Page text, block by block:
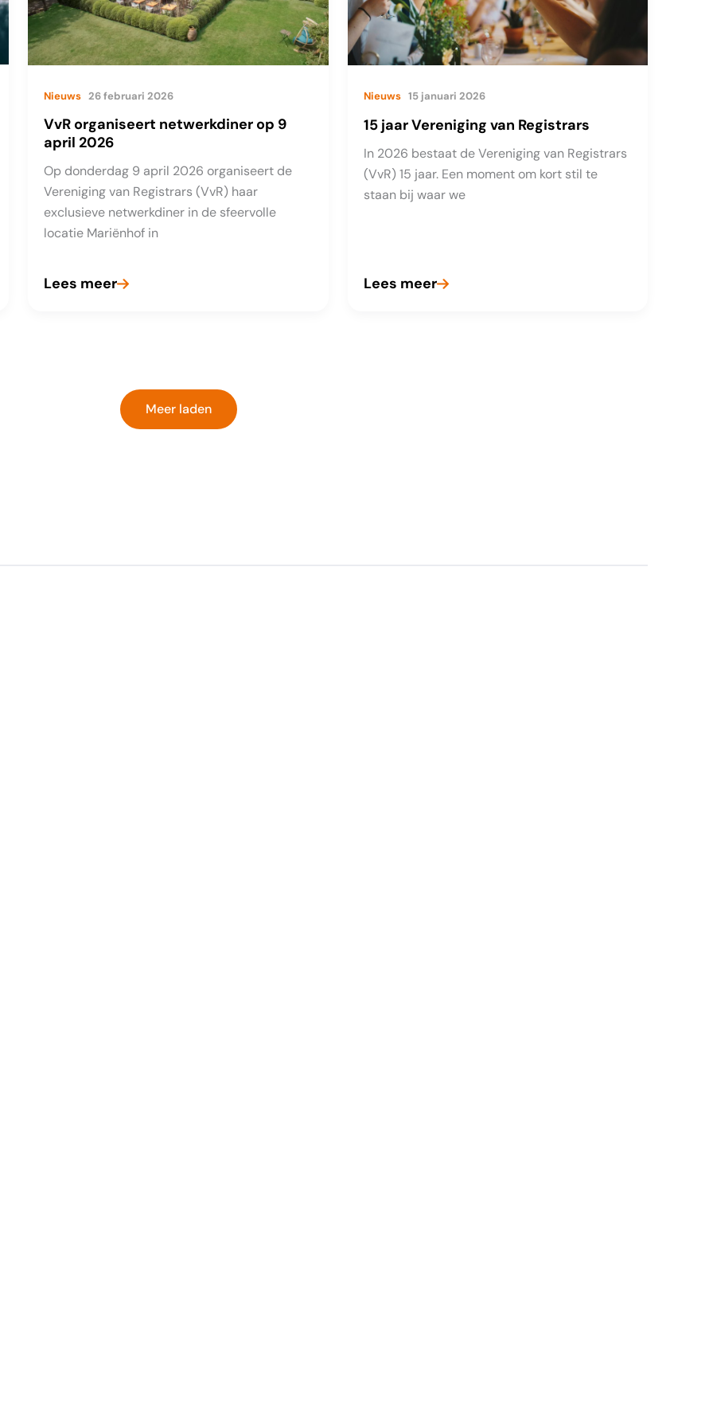
Nieuws 26 februari 2026
VvR organiseert netwerkdiner op 9
april 2026
Op donderdag 9 april 2026 organiseert de
Vereniging van Registrars (VvR) haar
exclusieve netwerkdiner in de sfeervolle
locatie Mariënhof in
VvR
Lees meer
Nieuws 15 januari 2026
15 jaar Vereniging van Registrars
In 2026 bestaat de Vereniging van Registrars
(VvR) 15 jaar. Een moment om kort stil te
staan bij waar we
15
Lees meer
Meer laden